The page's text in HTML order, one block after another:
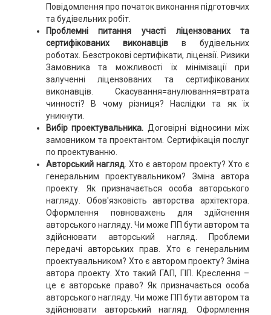
Повідомлення про початок виконання підготовчих
та будівельних робіт.
Проблемні питання участі ліцензованих та
сертифікованих виконавцівв будівельних
роботах. Безстрокові сертифікати, ліцензії. Ризики
Замовника та можливості їх мінімізації при
залученні ліцензованих та сертифікованих
виконавців. Скасування=анулювання=втрата
чинності? В чому різниця? Наслідки та як їх
уникнути.
Вибір проектувальника. Договірні відносини між
замовником та проектантом. Сертифікація послуг
по проектуванню.
Авторський нагляд. Хто є автором проекту? Хто є
генеральним проектувальником? Зміна автора
проекту. Як призначається особа авторського
нагляду. Обов'язковість авторства архітектора.
Оформлення повноважень для здійснення
авторського нагляду. Чи може ГІП бути автором та
здійснювати авторський нагляд. Проблеми
передачі авторських прав. Хто є генеральним
проектувальником? Хто є автором проекту? Зміна
автора проекту. Хто такий ГАП, ГІП. Креслення –
це є авторське право? Як призначається особа
авторського нагляду. Чи може ГІП бути автором та
здійснювати авторський нагляд. Оформлення